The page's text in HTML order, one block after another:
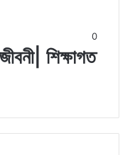
0
শিক্ষাগত